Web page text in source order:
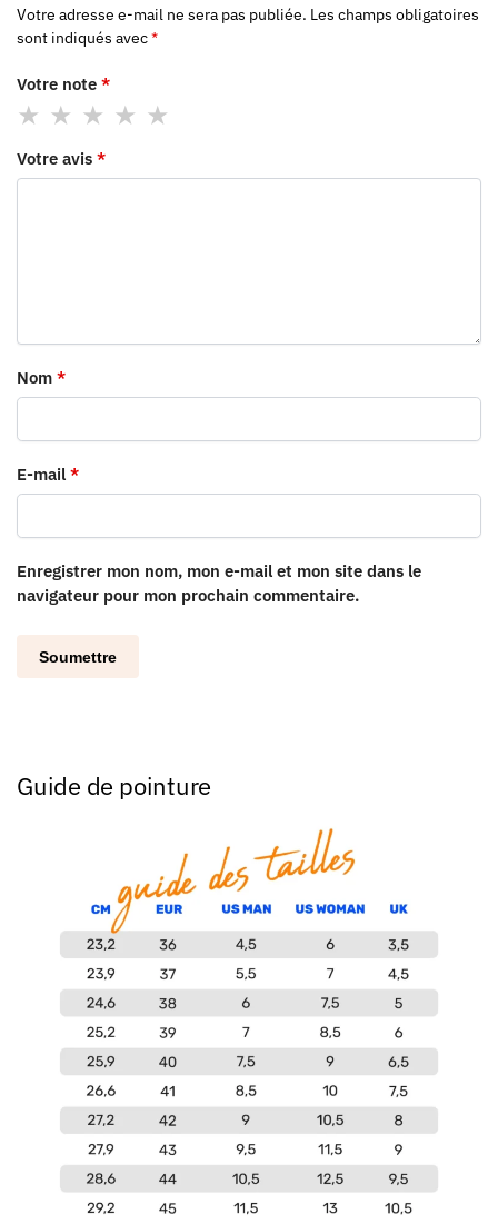
Votre adresse e-mail ne sera pas publiée. Les champs obligatoires
sont indiqués avec*
Votre note *
Votre avis *
Nom *
E-mail *
Enregistrer mon nom, mon e-mail et mon site dans le
navigateur pour mon prochain commentaire.
Guide de pointure